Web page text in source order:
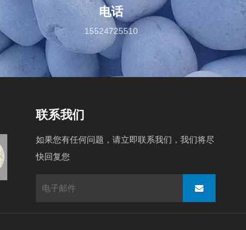
电话
15524725510
联系我们
如果您有任何问题，请立即联系我们，我们将尽
快回复您